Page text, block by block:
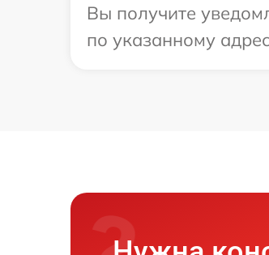
Вы получите
по указанному